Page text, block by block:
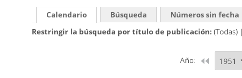
Calendario Búsqueda
Números sin fecha
Restringir la búsqueda por título de publicación (Todas)
Año: